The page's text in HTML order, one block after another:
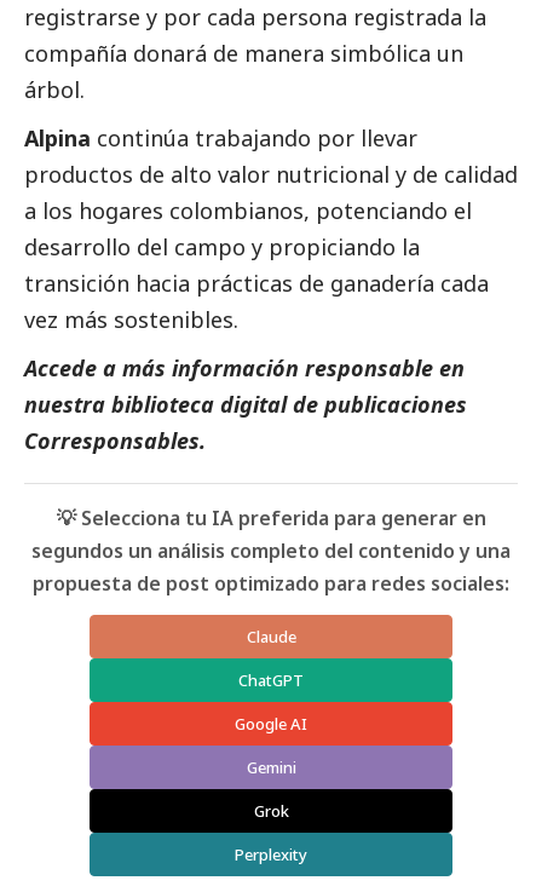
registrarse y por cada persona registrada la
compañía donará de manera simbólica un
árbol.
Alpina continúa trabajando por llevar
productos de alto valor nutricional y de calidad
a los hogares colombianos, potenciando el
desarrollo del campo y propiciando la
transición hacia prácticas de ganadería cada
vez más sostenibles.
Accede a más información responsable en
nuestra biblioteca digital de publicaciones
Corresponsables.
💡 Selecciona tu IA preferida para generar en
segundos un análisis completo del contenido y una
propuesta de post optimizado para redes sociales:
Claude
ChatGPT
Google AI
Gemini
Grok
Perplexity